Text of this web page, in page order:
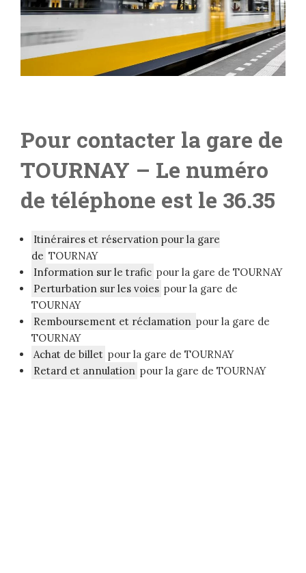
Pour contacter la gare de
TOURNAY – Le numéro
de téléphone est le 36.35
Itinéraires et réservation pour la gare
de TOURNAY
Information sur le trafic pour la gare de TOURNAY
Perturbation sur les voies pour la gare de
TOURNAY
Remboursement et réclamation pour la gare de
TOURNAY
Achat de billet pour la gare de TOURNAY
Retard et annulation pour la gare de TOURNAY